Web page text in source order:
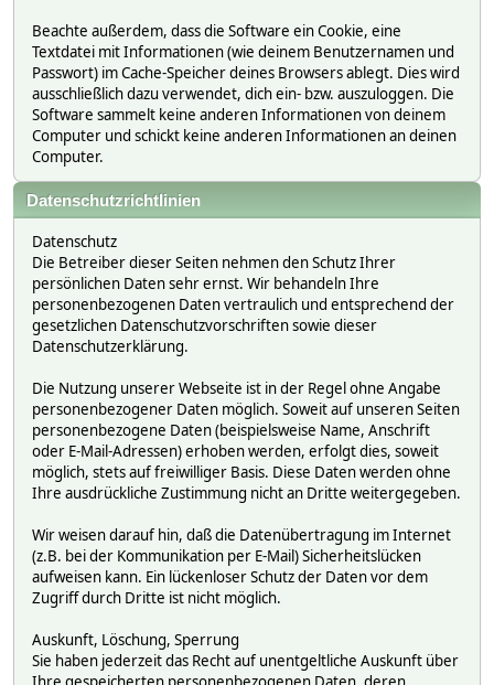
Beachte außerdem, dass die Software ein Cookie, eine
Textdatei mit Informationen (wie deinem Benutzernamen und
Passwort) im Cache-Speicher deines Browsers ablegt. Dies wird
ausschließlich dazu verwendet, dich ein- bzw. auszuloggen. Die
Software sammelt keine anderen Informationen von deinem
Computer und schickt keine anderen Informationen an deinen
Computer.
Datenschutzrichtlinien
Datenschutz
Die Betreiber dieser Seiten nehmen den Schutz Ihrer
persönlichen Daten sehr ernst. Wir behandeln Ihre
personenbezogenen Daten vertraulich und entsprechend der
gesetzlichen Datenschutzvorschriften sowie dieser
Datenschutzerklärung.
Die Nutzung unserer Webseite ist in der Regel ohne Angabe
personenbezogener Daten möglich. Soweit auf unseren Seiten
personenbezogene Daten (beispielsweise Name, Anschrift
oder E-Mail-Adressen) erhoben werden, erfolgt dies, soweit
möglich, stets auf freiwilliger Basis. Diese Daten werden ohne
Ihre ausdrückliche Zustimmung nicht an Dritte weitergegeben.
Wir weisen darauf hin, daß die Datenübertragung im Internet
(z.B. bei der Kommunikation per E-Mail) Sicherheitslücken
aufweisen kann. Ein lückenloser Schutz der Daten vor dem
Zugriff durch Dritte ist nicht möglich.
Auskunft, Löschung, Sperrung
Sie haben jederzeit das Recht auf unentgeltliche Auskunft über